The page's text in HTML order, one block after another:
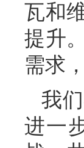
瓦和
提升
需求
我
进一